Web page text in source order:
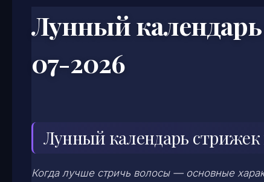
Лунный
07-2026
Лунный календарь стрижек
Когда лучше стричь волосы — основные